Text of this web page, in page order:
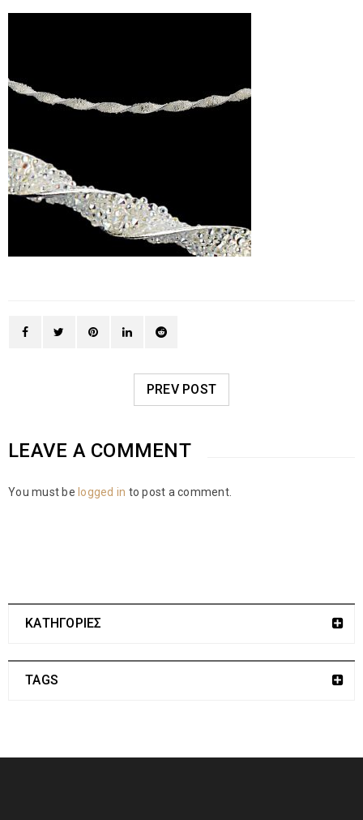
PREV POST
LEAVE A COMMENT
You must be logged in to post a comment.
ΚΑΤΗΓΟΡΙΕΣ
TAGS